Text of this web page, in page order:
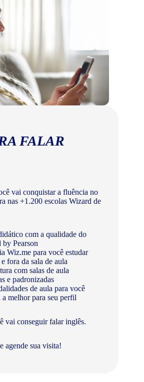
FALAR
vai conquistar a fluência no
nas +1.200 escolas Wizard de
com a qualidade do
Pearson
Wiz.me para você estudar
fora da sala de aula
com salas de aula
e padronizadas
de aula para você
a melhor para seu perfil
vai conseguir falar inglês.
agende sua visita!